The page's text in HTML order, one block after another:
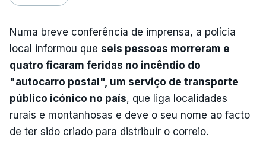
Numa breve conferência de imprensa, a polícia
local informou que seis pessoas morreram e
quatro ficaram feridas no incêndio do
"autocarro postal", um serviço de transporte
público icónico no país, que liga localidades
rurais e montanhosas e deve o seu nome ao facto
de ter sido criado para distribuir o correio.